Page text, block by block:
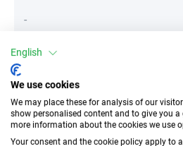
-
Attribute
||Geräte||
Mobile Geräte
Desktop
English
We use cookies
We may place these for analysis of our
show personalised content and to give you a
more information about the cookies we use
Your consent and the cookie policy apply to